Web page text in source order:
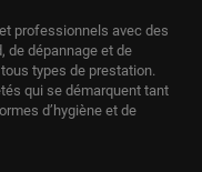
professionnels avec des
de dépannage et de
types de prestation.
qui se démarquent tant
d’hygiène et de